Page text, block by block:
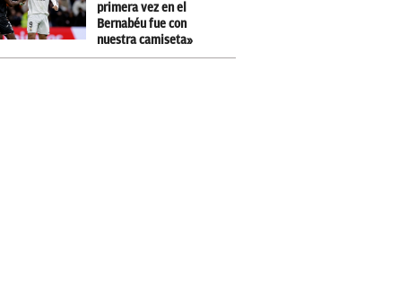
primera vez en el
Bernabéu fue con
nuestra camiseta»